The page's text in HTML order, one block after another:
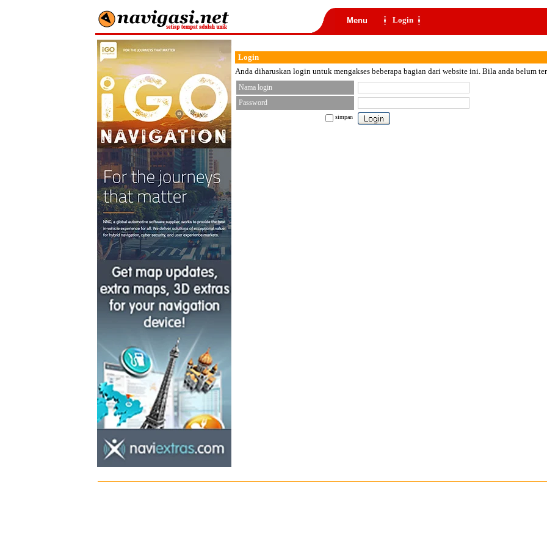
Menu Login
Login
Anda diharuskan login untuk mengakses beberapa bagian dari website ini. Bila anda belum
Nama login
Password
simpan